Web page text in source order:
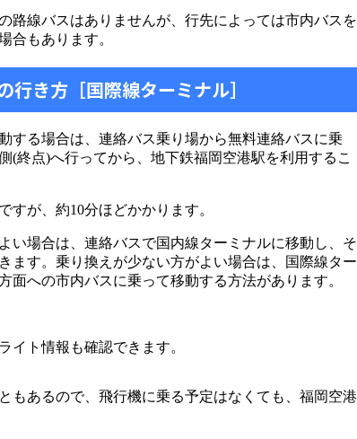
路線バスはありませんが、行先によっては市内バスを
合もあります。
き方［国際線ターミナル］
する場合は、連絡バス乗り場から無料連絡バスに乗
(終点)へ行ってから、地下鉄福岡空港駅を利用するこ
すが、約10分ほどかかります。
い場合は、連絡バスで国内線ターミナルに移動し、そ
ます。乗り換えが少ない方がよい場合は、国際線ター
面への市内バスに乗って移動する方法があります。
イト情報も確認できます。
もあるので、飛行機に乗る予定はなくても、福岡空港